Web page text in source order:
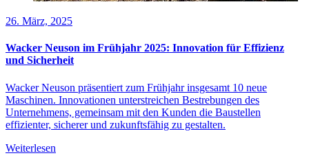
26. März, 2025
Wacker Neuson im Frühjahr 2025: Innovation für Effizienz
und Sicherheit
Wacker Neuson präsentiert zum Frühjahr insgesamt 10 neue
Maschinen. Innovationen unterstreichen Bestrebungen des
Unternehmens, gemeinsam mit den Kunden die Baustellen
effizienter, sicherer und zukunftsfähig zu gestalten.
Weiterlesen